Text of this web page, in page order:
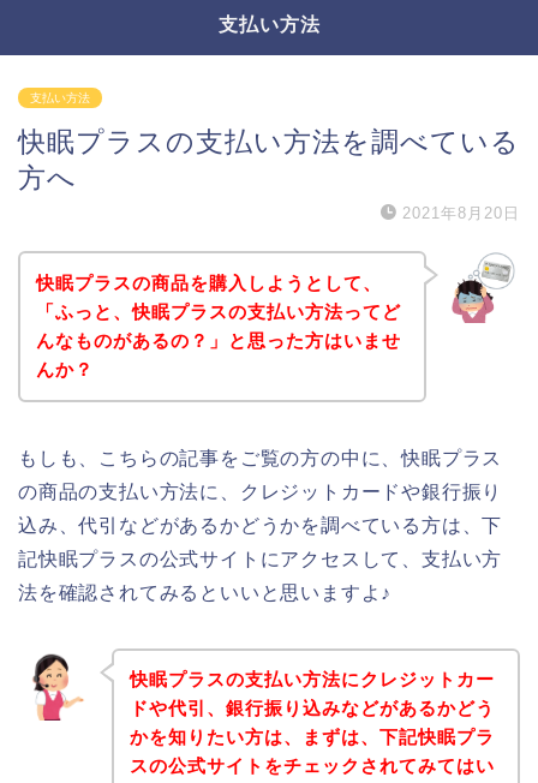
支払い方法
支払い方法
快眠プラスの支払い方法を調べている
方へ
2021年8月20日
快眠プラスの商品を購入しようとして、
「ふっと、快眠プラスの支払い方法ってど
んなものがあるの？」と思った方はいませ
んか？
もしも、こちらの記事をご覧の方の中に、快眠プラス
の商品の支払い方法に、クレジットカードや銀行振り
込み、代引などがあるかどうかを調べている方は、下
記快眠プラスの公式サイトにアクセスして、支払い方
法を確認されてみるといいと思いますよ♪
快眠プラスの支払い方法にクレジットカー
ドや代引、銀行振り込みなどがあるかどう
かを知りたい方は、まずは、下記快眠プラ
スの公式サイトをチェックされてみてはい